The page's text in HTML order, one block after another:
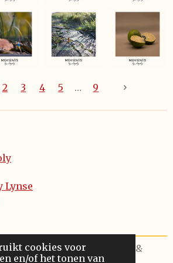
cookies voor
en/of het tonen van
2 3 4 5 9
Lynse
keramiek & fotografie &